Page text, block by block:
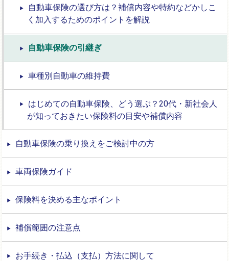
自動車保険の選び方は？補償内容や特約などかしこ
く加入するためのポイントを解説
自動車保険の引継ぎ
車種別自動車の維持費
はじめての自動車保険、どう選ぶ？20代・新社会人
が知っておきたい保険料の目安や補償内容
自動車保険の乗り換えをご検討中の方
車両保険ガイド
保険料を決める主なポイント
補償範囲の注意点
お手続き・払込（支払）方法に関して